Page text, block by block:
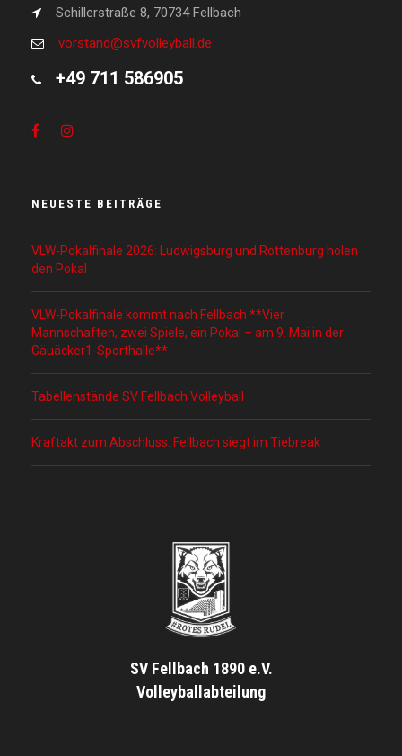
Schillerstraße 8, 70734 Fellbach
vorstand@svfvolleyball.de
+49 711 586905
NEUESTE BEITRÄGE
VLW-Pokalfinale 2026: Ludwigsburg und Rottenburg holen
den Pokal
VLW-Pokalfinale kommt nach Fellbach **Vier
Mannschaften, zwei Spiele, ein Pokal – am 9. Mai in der
Gäuäcker1-Sporthalle**
Tabellenstände SV Fellbach Volleyball
Kraftakt zum Abschluss: Fellbach siegt im Tiebreak
SV Fellbach 1890 e.V.
Volleyballabteilung